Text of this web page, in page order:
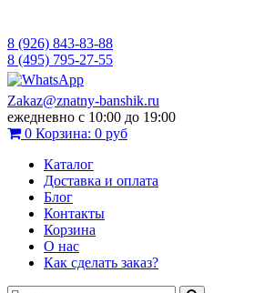
8 (926) 843-83-88
8 (495) 795-27-55
Zakaz@znatny-banshik.ru
ежедневно с 10:00 до 19:00
0 Корзина: 0 руб
Каталог
Доставка и оплата
Блог
Контакты
Корзина
О нас
Как сделать заказ?